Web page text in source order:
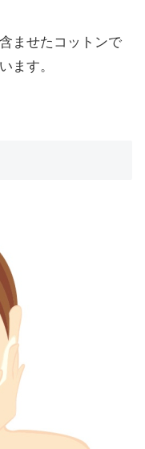
ませたコットンで
ます。